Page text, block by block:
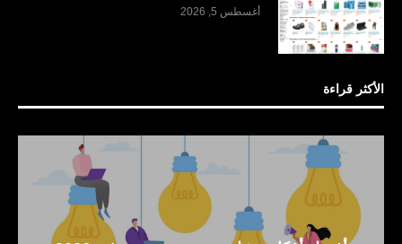
أغسطس 5, 2026
الأكثر قراءة